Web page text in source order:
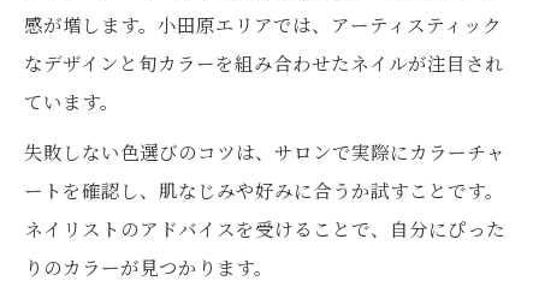
感が増します。小田原エリアでは、アーティスティック
なデザインと旬カラーを組み合わせたネイルが注目され
ています。
失敗しない色選びのコツは、サロンで実際にカラーチャ
ートを確認し、肌なじみや好みに合うか試すことです。
ネイリストのアドバイスを受けることで、自分にぴった
りのカラーが見つかります。